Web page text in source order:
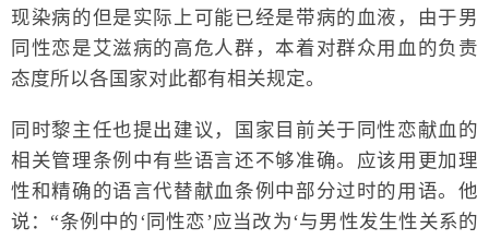
现染病的但是实际上可能已经是带病的血液，由于男
同性恋是艾滋病的高危人群，本着对群众用血的负责
态度所以各国家对此都有相关规定。
同时黎主任也提出建议，国家目前关于同性恋献血的
相关管理条例中有些语言还不够准确。应该用更加理
性和精确的语言代替献血条例中部分过时的用语。他
说：“条例中的‘同性恋’应当改为‘与男性发生性关系的